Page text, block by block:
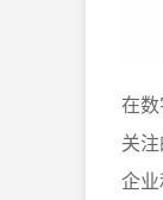
在
关
企